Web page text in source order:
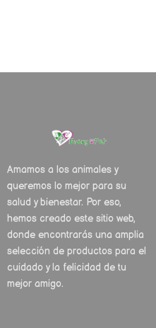
Amamos a los animales y
queremos lo mejor para su
salud y bienestar. Por eso,
hemos creado este sitio web,
donde encontrarás una amplia
selección de productos para el
cuidado y la felicidad de tu
mejor amigo.